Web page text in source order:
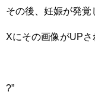
その後、妊娠が発覚
Xにその画像がUP
?”